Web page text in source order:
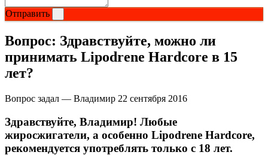
Суставы и связки
Коллаген
Протеин
НАЗАД
Сывороточный протеин
Отправить
Вопрос: Здравствуйте, можно ли
принимать Lipodrene Hardcore в 15
лет?
Вопрос задал — Владимир 22 сентября 2016
Здравствуйте, Владимир! Любые
жиросжигатели, а особенно Lipodrene Hardcore,
рекомендуется употреблять только с 18 лет.